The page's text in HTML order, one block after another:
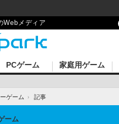
Webメディア
PCゲーム 家庭用ゲーム
ゲーム › 記事
ーム